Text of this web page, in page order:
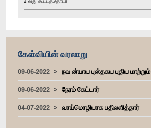
கேள்வியின் வரலாறு
09-06-2022
நவ ன்யாய புஸ்தகய புதிய மாற்றும்
09-06-2022
நேரம் கேட்டார்
04-07-2022
வாய்மொழியாக பதிலளித்தார்